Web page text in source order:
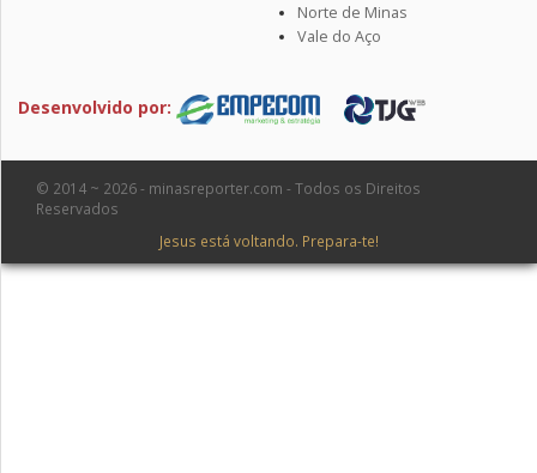
Norte de Minas
Vale do Aço
Desenvolvido por:
© 2014 ~ 2026 - minasreporter.com - Todos os Direitos
Reservados
Jesus está voltando. Prepara-te!